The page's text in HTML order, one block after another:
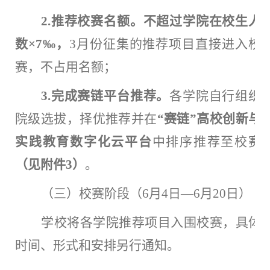
2.推荐校赛名额。不超过学院在校生人
数×7‰， 3月份征集的推荐项目直接进入校
赛，不占用名额；
3.完成赛链平台推荐。各学院自行组织
院级选拔，择优推荐并在“赛链”高校创新与
实践教育数字化云平台 中排序推荐至校赛
（见附件3） 。
（三）校赛阶段（6月4日—6月20日）
学校将各学院推荐项目入围校赛，具体
时间、形式和安排另行通知。